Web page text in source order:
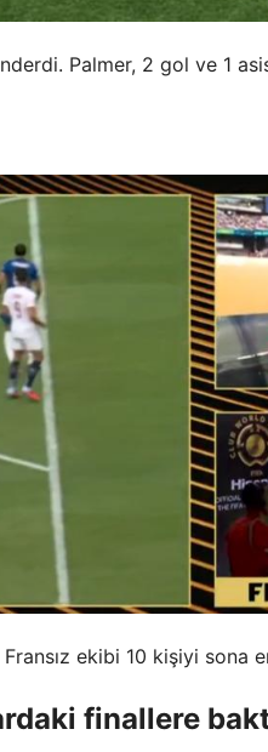
Palmer, 2 gol ve 1
Fransız ekibi 10 kişiyi sona
finallere